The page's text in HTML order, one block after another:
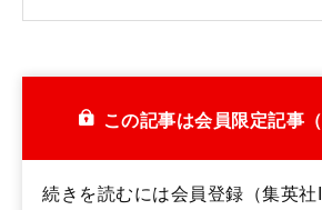
この記事は会員限定記事
続きを読むには会員登録（集英